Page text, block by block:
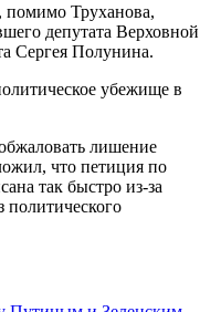
помимо Труханова,
депутата Верховной
Сергея Полунина.
убежище в
лишение
что петиция по
так быстро из-за
политического